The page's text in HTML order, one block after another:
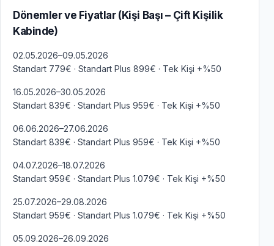
Dönemler ve Fiyatlar (Kişi Başı – Çift Kişilik
Kabinde)
02.05.2026–09.05.2026
Standart 779€ · Standart Plus 899€ · Tek Kişi +%50
16.05.2026–30.05.2026
Standart 839€ · Standart Plus 959€ · Tek Kişi +%50
06.06.2026–27.06.2026
Standart 839€ · Standart Plus 959€ · Tek Kişi +%50
04.07.2026–18.07.2026
Standart 959€ · Standart Plus 1.079€ · Tek Kişi +%50
25.07.2026–29.08.2026
Standart 959€ · Standart Plus 1.079€ · Tek Kişi +%50
05.09.2026–26.09.2026